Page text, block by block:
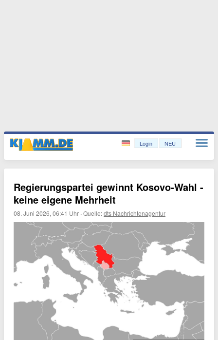
Login NEU
Regierungspartei gewinnt Kosovo-Wahl -
keine eigene Mehrheit
08. Juni 2026, 06:41 Uhr ·Quelle:dts Nachrichtenagentur